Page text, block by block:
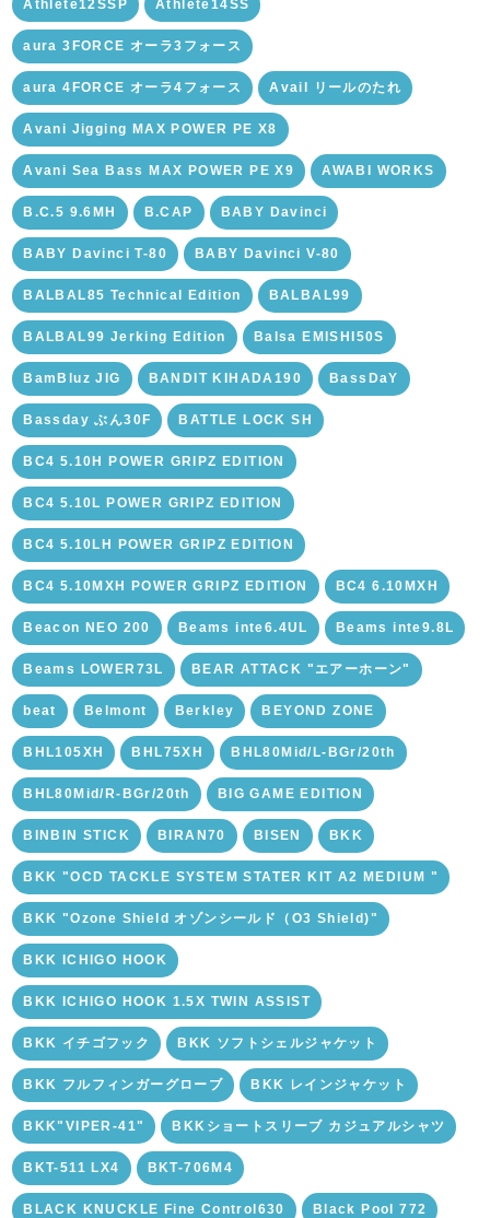
Athlete12SSP Athlete14SS
aura 3FORCE オーラ3フォース
aura 4FORCE オーラ4フォース Avail リールのたれ
Avani Jigging MAX POWER PE X8
Avani Sea Bass MAX POWER PE X9 AWABI WORKS
B.C.5 9.6MH B.CAP BABY Davinci
BABY Davinci T-80 BABY Davinci V-80
BALBAL85 Technical Edition BALBAL99
BALBAL99 Jerking Edition Balsa EMISHI50S
BamBluz JIG BANDIT KIHADA190 BassDaY
Bassday ぶん30F BATTLE LOCK SH
BC4 5.10H POWER GRIPZ EDITION
BC4 5.10L POWER GRIPZ EDITION
BC4 5.10LH POWER GRIPZ EDITION
BC4 5.10MXH POWER GRIPZ EDITION BC4 6.10MXH
Beacon NEO 200 Beams inte6.4UL Beams inte9.8L
Beams LOWER73L BEAR ATTACK "エアーホーン"
beat Belmont Berkley BEYOND ZONE
BHL105XH BHL75XH BHL80Mid/L-BGr/20th
BHL80Mid/R-BGr/20th BIG GAME EDITION
BINBIN STICK BIRAN70 BISEN BKK
BKK "OCD TACKLE SYSTEM STATER KIT A2 MEDIUM "
BKK "Ozone Shield オゾンシールド（O3 Shield)"
BKK ICHIGO HOOK
BKK ICHIGO HOOK 1.5X TWIN ASSIST
BKK イチゴフック BKK ソフトシェルジャケット
BKK フルフィンガーグローブ BKK レインジャケット
BKK"VIPER-41" BKKショートスリーブ カジュアルシャツ
BKT-511 LX4 BKT-706M4
BLACK KNUCKLE Fine Control630 Black Pool 772